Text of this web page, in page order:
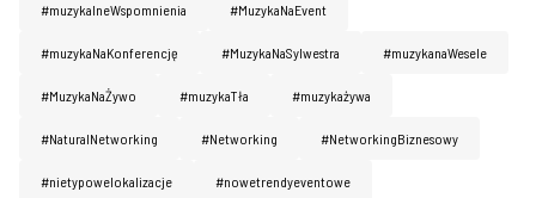
#muzykalneWspomnienia #MuzykaNaEvent
#muzykaNaKonferencję #MuzykaNaSylwestra #muzykanaWesele
#MuzykaNaŻywo #muzykaTła #muzykażywa
#NaturaINetworking #Networking #NetworkingBiznesowy
#nietypowelokalizacje #nowetrendyeventowe